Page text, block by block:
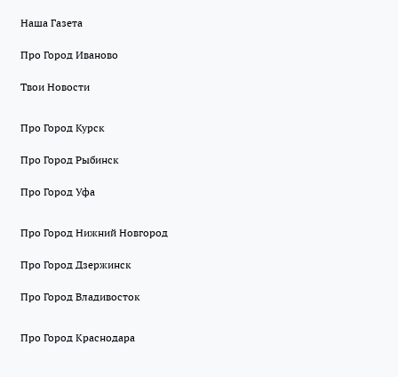
Наша Газета
Про Город Иваново
Твои Новости
Про Город Курск
Про Город Рыбинск
Про Город Уфа
Про Город Нижний Новгород
Про Город Дзержинск
Про Город Владивосток
Про Город Краснодара